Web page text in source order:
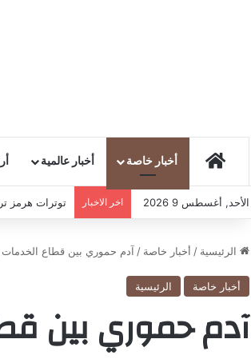
أخبار خاصة أخبار عالمية
الأحد, أغسطس 9 2026 اخر الاخبار توترات هرمز
الرئيسية / أخبار خاصة / آدم حموري بين قطاع الخدمات
أخبار خاصة الرئيسية
آدم حموري بين